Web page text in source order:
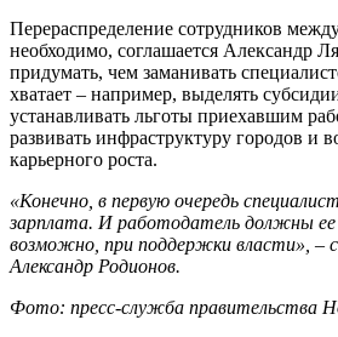
Перераспределение сотрудников
необходимо, соглашается Александр
придумать, чем заманивать
хватает – например, выделять
устанавливать льготы приехавшим
развивать инфраструктуру городов и
карьерного роста.
«Конечно, в первую очередь
зарплата. И работодатель должны ее
возможно, при поддержки власти», –
Александр Родионов.
Фото: пресс-служба правительства